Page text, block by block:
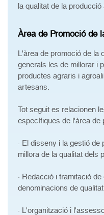
la qualitat de la producció
Àrea de Promoció de
L'àrea de promoció de la
generals les de millorar i
productes agraris i
artesans.
Tot seguit es relacionen
específiques de l'àrea de
· El disseny i la gestió
millora de la qualitat dels
· Redacció i tramitació
denominacions de
· L'organització i